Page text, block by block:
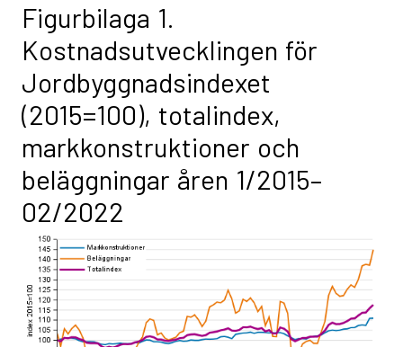
Figurbilaga 1.
Kostnadsutvecklingen för
Jordbyggnadsindexet
(2015=100), totalindex,
markkonstruktioner och
beläggningar åren 1/2015–
02/2022